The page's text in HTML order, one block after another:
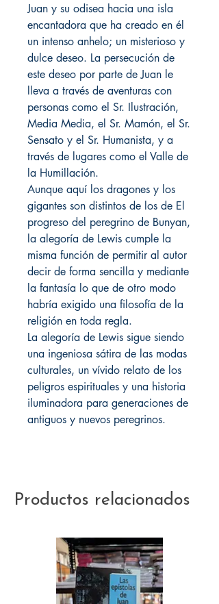
Juan y su odisea hacia una isla
encantadora que ha creado en él
un intenso anhelo; un misterioso y
dulce deseo. La persecución de
este deseo por parte de Juan le
lleva a través de aventuras con
personas como el Sr. Ilustración,
Media Media, el Sr. Mamón, el Sr.
Sensato y el Sr. Humanista, y a
través de lugares como el Valle de
la Humillación.
Aunque aquí los dragones y los
gigantes son distintos de los de El
progreso del peregrino de Bunyan,
la alegoría de Lewis cumple la
misma función de permitir al autor
decir de forma sencilla y mediante
la fantasía lo que de otro modo
habría exigido una filosofía de la
religión en toda regla.
La alegoría de Lewis sigue siendo
una ingeniosa sátira de las modas
culturales, un vívido relato de los
peligros espirituales y una historia
iluminadora para generaciones de
antiguos y nuevos peregrinos.
Productos relacionados